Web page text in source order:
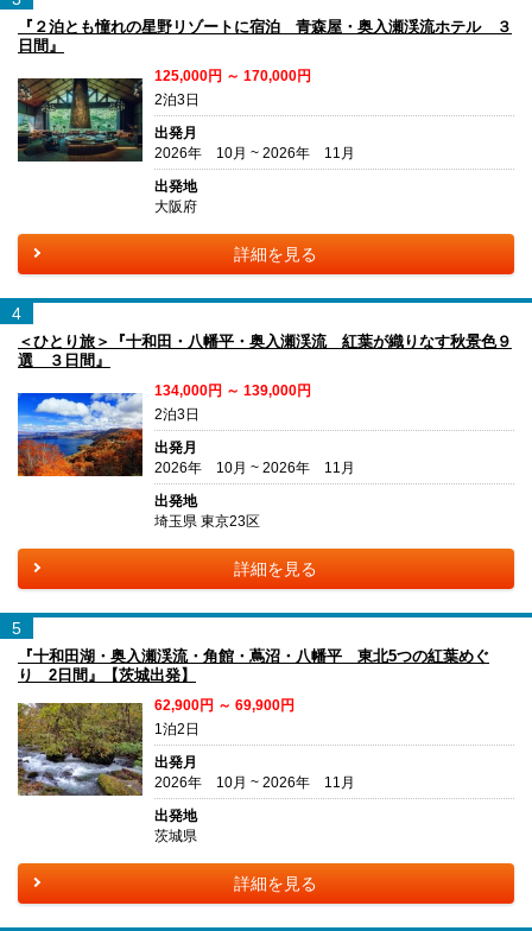
『２泊とも憧れの星野リゾートに宿泊 青森屋・奥入瀬渓流ホテル ３
日間』
125,000円 ～ 170,000円
2泊3日
出発月
2026年 10月 ~ 2026年 11月
出発地
大阪府
詳細を見る
4
＜ひとり旅＞『十和田・八幡平・奥入瀬渓流 紅葉が織りなす秋景色９
選 ３日間』
134,000円 ～ 139,000円
2泊3日
出発月
2026年 10月 ~ 2026年 11月
出発地
埼玉県 東京23区
詳細を見る
5
『十和田湖・奥入瀬渓流・角館・蔦沼・八幡平 東北5つの紅葉めぐ
り 2日間』【茨城出発】
62,900円 ～ 69,900円
1泊2日
出発月
2026年 10月 ~ 2026年 11月
出発地
茨城県
詳細を見る